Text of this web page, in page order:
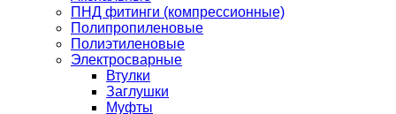
ПНД фитинги (компрессионные)
Полипропиленовые
Полиэтиленовые
Электросварные
Втулки
Заглушки
Муфты